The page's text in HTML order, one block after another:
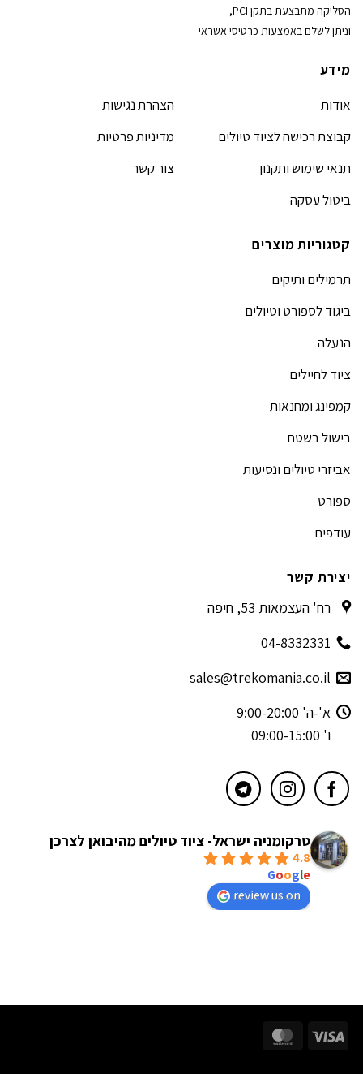
הסליקה מתבצעת בתקן PCI,
וניתן לשלם באמצעות כרטיסי אשראי
מידע
אודות
קבוצת רכישה לציוד טיולים
תנאי שימוש ותקנון
ביטול עסקה
הצהרת נגישות
מדיניות פרטיות
צור קשר
קטגוריות מוצרים
תרמילים ותיקים
ביגוד לספורט וטיולים
הנעלה
ציוד לחיילים
קמפינג ומחנאות
בישול בשטח
אביזרי טיולים ונסיעות
ספורט
עודפים
יצירת קשר
רח' העצמאות 53, חיפה
04-8332331
sales@trekomania.co.il
א'-ה' 9:00-20:00
ו' 09:00-15:00
טרקומניה ישראל- ציוד טיולים מהיבואן לצרכן
4.8
Google
review us on
Visa